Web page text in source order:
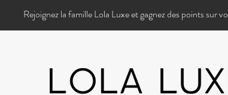
Rejoignez la famille Lola Luxe et gagnez des points sur